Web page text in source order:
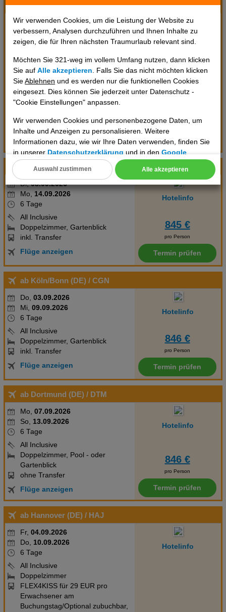
Wir verwenden Cookies, um die Leistung der Website zu
verbessern, Analysen durchzuführen und Ihnen Inhalte zu
zeigen, die für Ihren nächsten Traumurlaub relevant sind.
Möchten Sie 321-weg im vollem Umfang nutzen, dann klicken
Sie aufAlle akzeptieren . Falls Sie das nicht möchten klicken
SieAblehnen und es werden nur die funktionellen Cookies
eingesezt. Dies können Sie jederzeit unter Datenschutz -
"Cookie Einstellungen" anpassen.
Wir verwenden Cookies und personenbezogene Daten, um
Inhalte und Anzeigen zu personalisieren. Weitere
Informationen dazu, wie wir Ihre Daten verwenden, finden Sie
in unsererDatenschutzerklärung und in denGoogle
Datenschutz- und Nutzungsbedingungen
Cookie Einstellungen
Technische Cookies
Analyse
Advertising
Erweiterte Einstellungen
Alle akzeptieren
Auswahl zustimmen
ab Hannover (DE)/ HAJ
Fr,04.09.2026
Do,10.09.2026
6 Tage
All Inclusive
Doppelzimmer
FLEX4KISS für 29 EUR pro
Erwachsener am
Buchungstag/Optional zubuchbar,
bis 22 Tage vor Abreise
kostenfreier Storno & eine
kostenfreie Umbuchung (P22D)
Flüge anzeigen
pro Person
Termin prüfen
ab Köln/Bonn (DE)/ CGN
Di,08.09.2026
Mo, 14.09.2026
6 Tage
All Inclusive
Doppelzimmer, Gartenblick
inkl. Transfer
Flüge anzeigen
Hotelinfo
845 €
pro Person
Termin prüfen
ab Köln/Bonn (DE) / CGN
Do, 03.09.2026
Mi, 09.09.2026
6 Tage
All Inclusive
Doppelzimmer, Gartenblick
inkl. Transfer
Flüge anzeigen
Hotelinfo
846 €
pro Person
Termin prüfen
ab Dortmund (DE) / DTM
Mo, 07.09.2026
So, 13.09.2026
6 Tage
All Inclusive
Doppelzimmer, Pool - oder
Gartenblick
ohne Transfer
Flüge anzeigen
Hotelinfo
846 €
pro Person
Termin prüfen
ab Hannover (DE) / HAJ
Fr, 04.09.2026
Do, 10.09.2026
6 Tage
All Inclusive
Doppelzimmer
FLEX4KISS für 29 EUR pro
Erwachsener am
Buchungstag/Optional zubuchbar,
Hotelinfo